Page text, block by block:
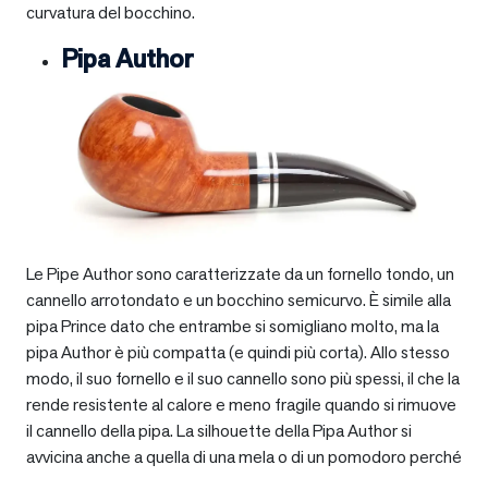
curvatura del bocchino.
Pipa Author
Le Pipe Author sono caratterizzate da un fornello tondo, un
cannello arrotondato e un bocchino semicurvo. È simile alla
pipa Prince dato che entrambe si somigliano molto, ma la
pipa Author è più compatta (e quindi più corta). Allo stesso
modo, il suo fornello e il suo cannello sono più spessi, il che la
rende resistente al calore e meno fragile quando si rimuove
il cannello della pipa. La silhouette della Pipa Author si
avvicina anche a quella di una mela o di un pomodoro perché